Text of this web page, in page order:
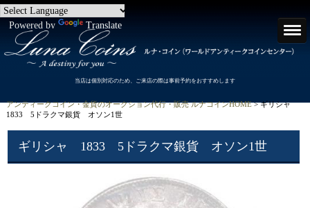
Powered by Translate
当店は個別対応のため、ご来店の際は事前予約をおすすめします
アンティークコイン・金貨のオークション代行・販売 ルナコインHOME> ギリシャ
1833 5ドラクマ銀貨 オソン1世
ギリシャ 1833 5ドラクマ銀貨 オソン1世